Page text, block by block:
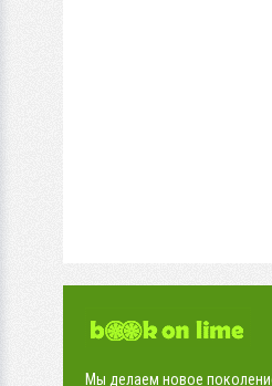
Мы делаем новое